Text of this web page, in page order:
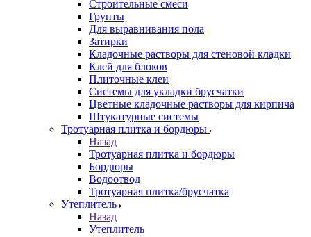
Строительные смеси
Грунты
Для выравнивания пола
Затирки
Кладочные растворы для стеновой кладки
Клей для блоков
Плиточные клеи
Системы для укладки брусчатки
Цветные кладочные растворы для кирпича
Штукатурные системы
Тротуарная плитка и бордюры
Назад
Тротуарная плитка и бордюры
Бордюры
Водоотвод
Тротуарная плитка/брусчатка
Утеплитель
Назад
Утеплитель